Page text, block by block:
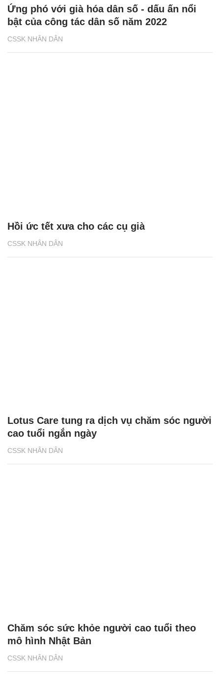
CSSK NHÂN DÂN
Ứng phó với già hóa dân số - dấu ấn nổi
bật của công tác dân số năm 2022
CSSK NHÂN DÂN
Hồi ức tết xưa cho các cụ già
CSSK NHÂN DÂN
Lotus Care tung ra dịch vụ chăm sóc người
cao tuổi ngắn ngày
CSSK NHÂN DÂN
Chăm sóc sức khỏe người cao tuổi theo
mô hình Nhật Bản